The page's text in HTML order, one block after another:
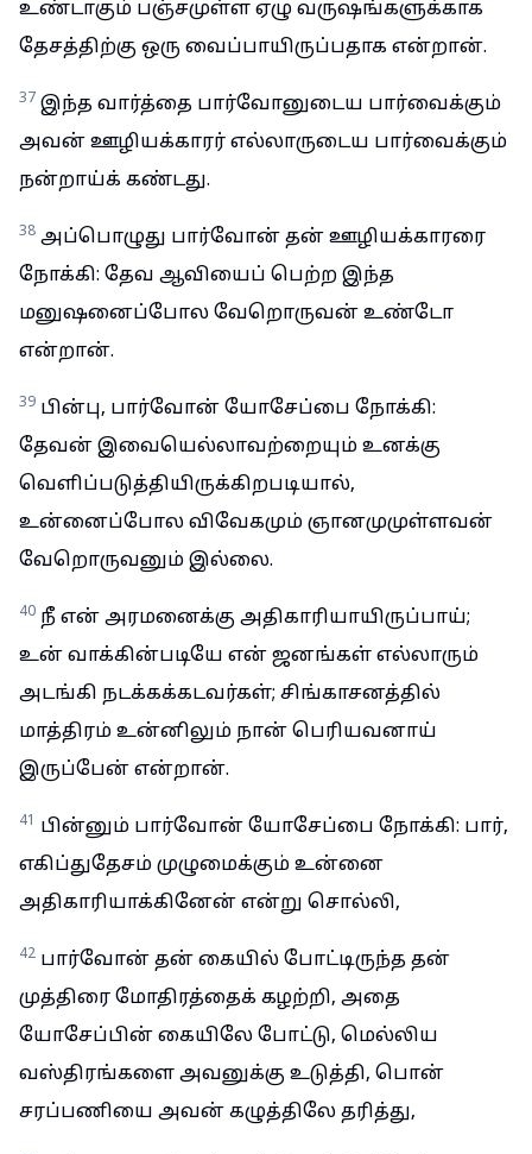
உண்டாகும் பஞ்சமுள்ள ஏழு வருஷங்களுக்காக
தேசத்திற்கு ஒரு வைப்பாயிருப்பதாக என்றான்.
37 இந்த வார்த்தை பார்வோனுடைய பார்வைக்கும்
அவன் ஊழியக்காரர் எல்லாருடைய பார்வைக்கும்
நன்றாய்க் கண்டது.
38 அப்பொழுது பார்வோன் தன் ஊழியக்காரரை
நோக்கி: தேவ ஆவியைப் பெற்ற இந்த
மனுஷனைப்போல வேறொருவன் உண்டோ
என்றான்.
39 பின்பு, பார்வோன் யோசேப்பை நோக்கி:
தேவன் இவையெல்லாவற்றையும் உனக்கு
வெளிப்படுத்தியிருக்கிறபடியால்,
உன்னைப்போல விவேகமும் ஞானமுமுள்ளவன்
வேறொருவனும் இல்லை.
40 நீ என் அரமனைக்கு அதிகாரியாயிருப்பாய்;
உன் வாக்கின்படியே என் ஜனங்கள் எல்லாரும்
அடங்கி நடக்கக்கடவர்கள்; சிங்காசனத்தில்
மாத்திரம் உன்னிலும் நான் பெரியவனாய்
இருப்பேன் என்றான்.
41 பின்னும் பார்வோன் யோசேப்பை நோக்கி: பார்,
எகிப்துதேசம் முழுமைக்கும் உன்னை
அதிகாரியாக்கினேன் என்று சொல்லி,
42 பார்வோன் தன் கையில் போட்டிருந்த தன்
முத்திரை மோதிரத்தைக் கழற்றி, அதை
யோசேப்பின் கையிலே போட்டு, மெல்லிய
வஸ்திரங்களை அவனுக்கு உடுத்தி, பொன்
சரப்பணியை அவன் கழுத்திலே தரித்து,